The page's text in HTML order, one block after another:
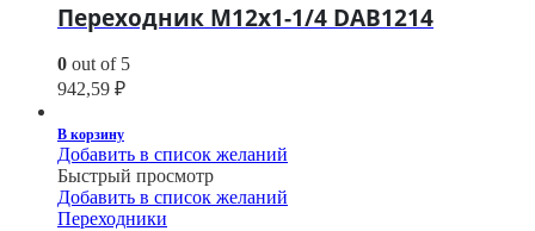
Переходник M12х1-1/4 DAB1214
0 out of 5
942,59 ₽
В корзину
Добавить в список желаний
Быстрый просмотр
Добавить в список желаний
Переходники